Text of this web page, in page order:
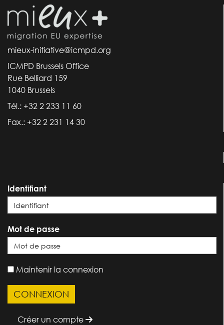
mieux-initiative@icmpd.org
ICMPD Brussels Office
Rue Belliard 159
1040 Brussels
Tél.: +32 2 233 11 60
Fax.: +32 2 231 14 30
Identifiant
Mot de passe
Maintenir la connexion
Créer un compte